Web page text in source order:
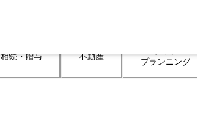
相続・贈与 不動産
プランニング